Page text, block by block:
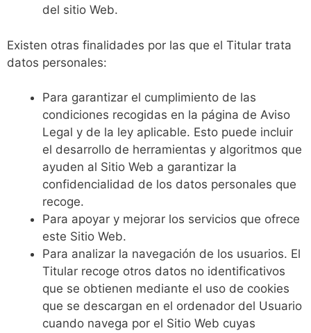
del sitio Web.
Existen otras finalidades por las que el Titular trata
datos personales:
Para garantizar el cumplimiento de las
condiciones recogidas en la página de Aviso
Legal y de la ley aplicable. Esto puede incluir
el desarrollo de herramientas y algoritmos que
ayuden al Sitio Web a garantizar la
confidencialidad de los datos personales que
recoge.
Para apoyar y mejorar los servicios que ofrece
este Sitio Web.
Para analizar la navegación de los usuarios. El
Titular recoge otros datos no identificativos
que se obtienen mediante el uso de cookies
que se descargan en el ordenador del Usuario
cuando navega por el Sitio Web cuyas